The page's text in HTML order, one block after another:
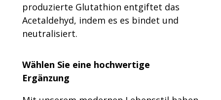
produzierte Glutathion entgiftet das
Acetaldehyd, indem es es bindet und
neutralisiert.
Wählen Sie eine hochwertige
Ergänzung